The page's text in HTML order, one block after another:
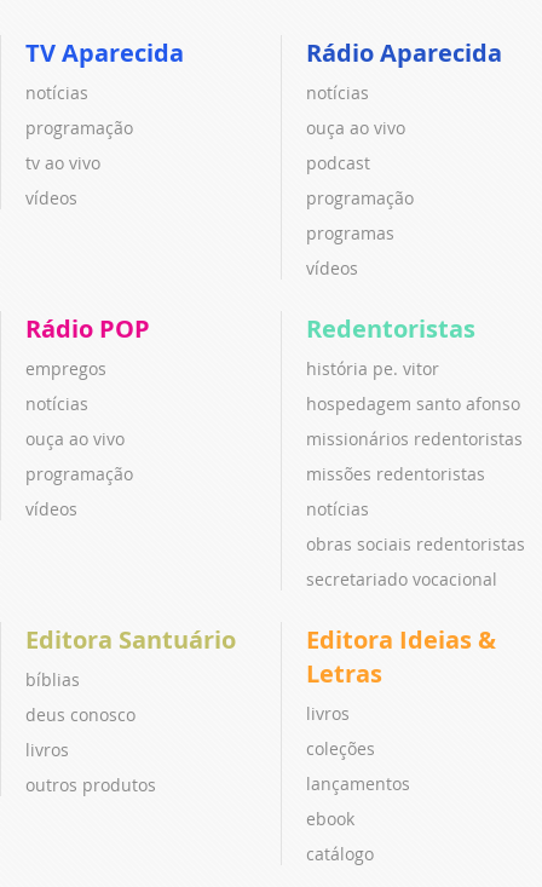
TV Aparecida
notícias
programação
tv ao vivo
vídeos
Rádio Aparecida
notícias
ouça ao vivo
podcast
programação
programas
vídeos
Rádio POP
empregos
notícias
ouça ao vivo
programação
vídeos
Redentoristas
história pe. vitor
hospedagem santo afonso
missionários redentoristas
missões redentoristas
notícias
obras sociais redentoristas
secretariado vocacional
Editora Santuário
bíblias
deus conosco
livros
outros produtos
Editora Ideias &
Letras
livros
coleções
lançamentos
ebook
catálogo